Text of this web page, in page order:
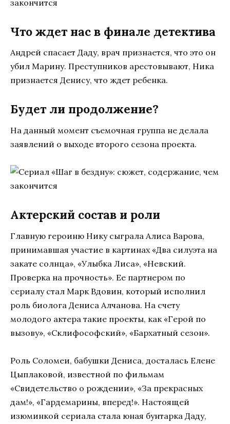
Что ждет нас в финале детектива
Андрей спасает Даду, врач признается, что это он
убил Марину. Преступников арестовывают, Ника
признается Денису, что ждет ребенка.
Будет ли продолжение?
На данный момент съемочная группа не делала
заявлений о выходе второго сезона проекта.
Актерский состав и роли
Главную героиню Нику сыграла Алиса Варова,
принимавшая участие в картинах «Два силуэта на
закате солнца», «Улыбка Лиса», «Невский.
Проверка на прочность». Ее партнером по
сериалу стал Марк Вдовин, который исполнил
роль биолога Дениса Алчанова. На счету
молодого актера такие проекты, как «Герой по
вызову», «Склифософский», «Бархатный сезон».
Роль Соломеи, бабушки Дениса, досталась Елене
Цыплаковой, известной по фильмам
«Свидетельство о рождении», «За прекрасных
дам!», «Гардемарины, вперед!». Настоящей
изюминкой сериала стала юная бунтарка Даду,